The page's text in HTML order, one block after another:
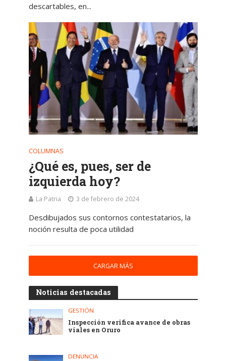
descartables, en...
COLUMNAS
¿Qué es, pues, ser de
izquierda hoy?
La Patria 3 de febrero de 2024
Desdibujados sus contornos contestatarios, la
noción resulta de poca utilidad
CARGAR MÁS
Noticias destacadas
GESTIÓN
Inspección verifica avance de obras
viales en Oruro
DENUNCIA